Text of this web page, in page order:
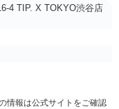
4 TIP. X TOKYO渋谷店
情報は公式サイトをご確認